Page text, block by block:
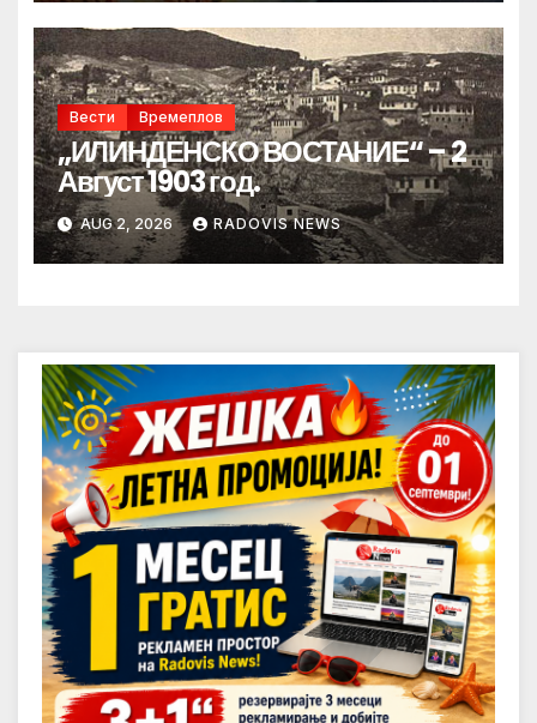
Вести Времеплов
„ИЛИНДЕНСКО ВОСТАНИЕ“ – 2
Август 1903 год.
AUG 2, 2026 RADOVIS NEWS